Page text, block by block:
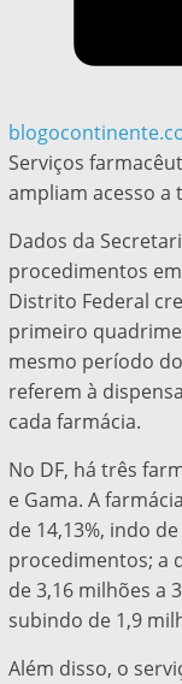
Serviços
ampliam acesso a
Dados da
procedimentos
Distrito Federal
primeiro
mesmo período
referem à
cada farmácia.
No DF, há três
e Gama. A
de 14,13%, indo
procedimentos; a
de 3,16 milhões a
subindo de 1,9
Além disso, o